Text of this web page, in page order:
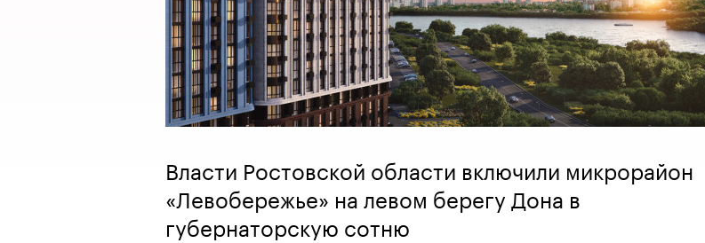
Власти Ростовской области включили микрорайон
«Левобережье» на левом берегу Дона в
губернаторскую сотню